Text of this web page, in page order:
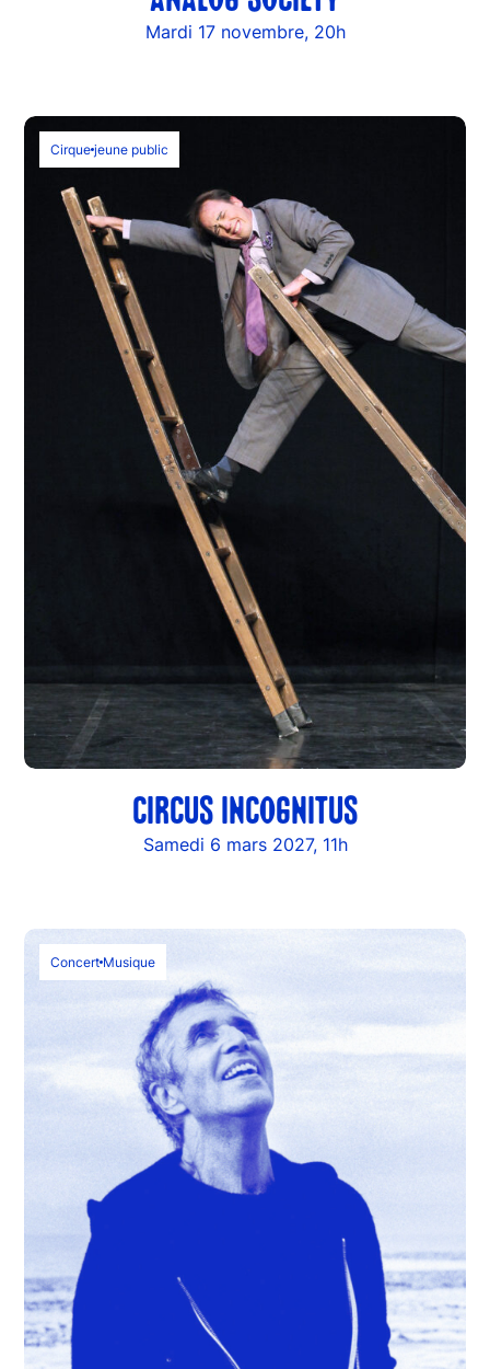
Mardi 17 novembre, 20h
Cirque jeune public
CIRCUS INCOGNITUS
Samedi 6 mars 2027, 11h
Concert Musique